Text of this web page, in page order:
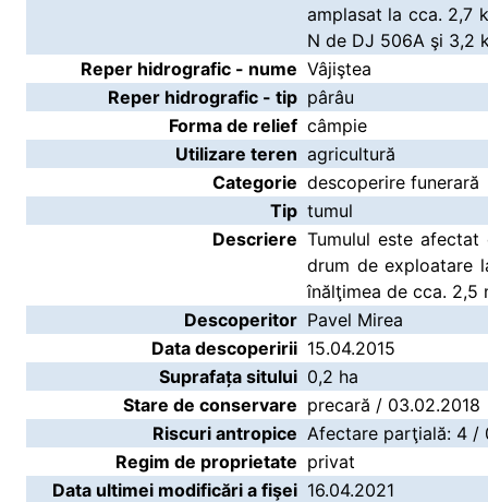
amplasat la cca. 2,7
N de DJ 506A şi 3,2
Reper hidrografic - nume Vâjiştea
Reper hidrografic - tip pârâu
Forma de relief câmpie
Utilizare teren agricultură
Categorie descoperire funerară
Tip tumul
Descriere Tumulul este
drum de exploatare
înălţimea de cca. 2,5
Descoperitor Pavel Mirea
Data descoperirii 15.04.2015
Suprafața sitului 0,2 ha
Stare de conservare precară / 03.02.2018
Riscuri antropice Afectare parţială: 4 /
Regim de proprietate privat
Data ultimei modificări a fişei 16.04.2021